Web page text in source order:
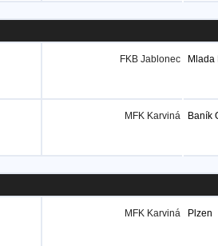
FKB Jablonec Mlada
MFK Karviná Baník
MFK Karviná Plzen